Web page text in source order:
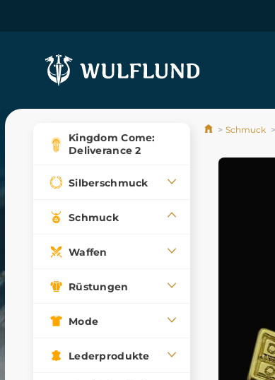
Kingdom Come:
Deliverance 2
Silberschmuck
Schmuck
Waffen
Rüstungen
Mode
Lederprodukte
Schmuck